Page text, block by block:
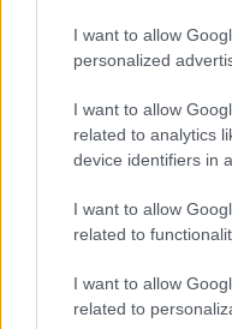
I want to allow
personalized
I want to allow
related to analytics
device identifiers in
I want to allow
related to
I want to allow
related to
a különböző
fogyasztási
használt
A KSH „amerikai
A mai
a különböző
egységekkel
pedig a